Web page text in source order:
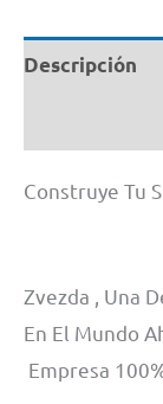
cantidad
Descripción
Construye Tu
Zvezda , Una
En El Mundo
Empresa